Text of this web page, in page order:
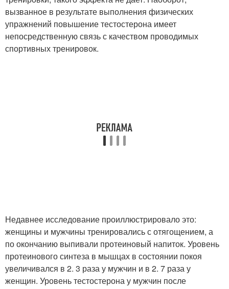
вызванное в результате выполнения физических
упражнений повышение тестостерона имеет
непосредственную связь с качеством проводимых
спортивных тренировок.
Недавнее исследование проиллюстрировало это:
женщины и мужчины тренировались с отягощением, а
по окончанию выпивали протеиновый напиток. Уровень
протеинового синтеза в мышцах в состоянии покоя
увеличивался в 2. 3 раза у мужчин и в 2. 7 раза у
женщин. Уровень тестостерона у мужчин после